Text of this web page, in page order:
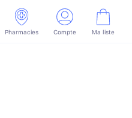
Pharmacies Compte Ma liste